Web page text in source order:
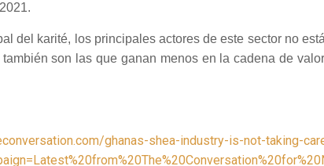
del karité, los principales actores de este sector no
son las que ganan menos en la cadena de
ghanas-shea-industry-is-not-taking-